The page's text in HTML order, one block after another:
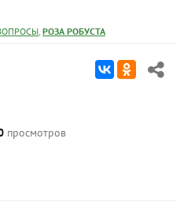
, РОЗА РОБУСТА
просмотров